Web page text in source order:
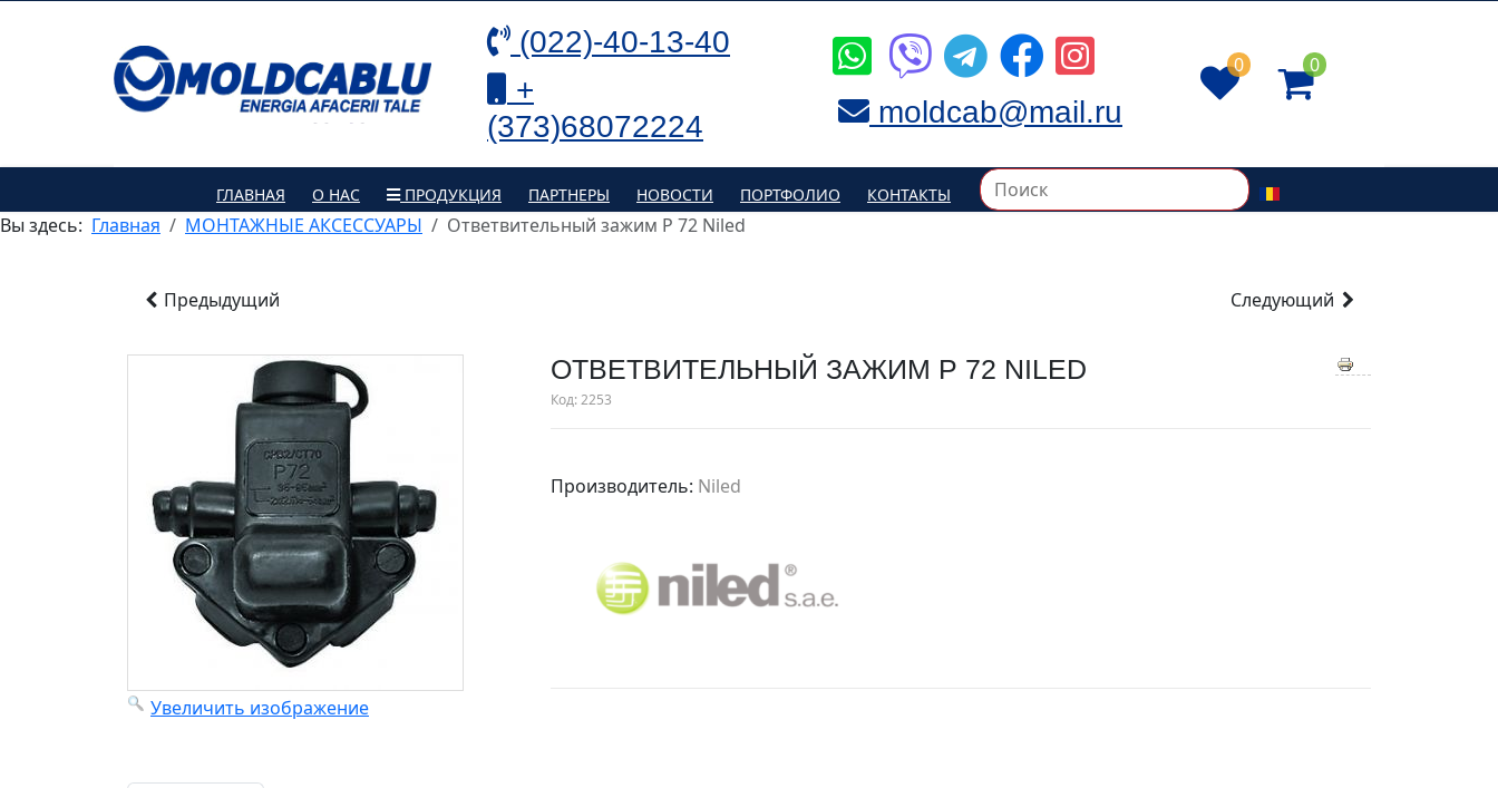
(022)-40-13-40
+
(373)68072224
moldcab@mail.ru
0 0
ГЛАВНАЯ О НАС ПРОДУКЦИЯ ПАРТНЕРЫ НОВОСТИ ПОРТФОЛИО КОНТАКТЫ
Вы здесь: Главная МОНТАЖНЫЕ АКСЕССУАРЫ Ответвительный зажим P 72 Niled
Предыдущий Следующий
Увеличить изображение
ОТВЕТВИТЕЛЬНЫЙ ЗАЖИМ P 72 NILED
Код:2253
Производитель: Niled